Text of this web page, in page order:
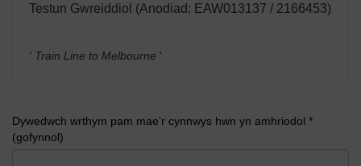
Testun Gwreiddiol (Anodiad: EAW013137 / 2166453)
' Train Line to Melbourne '
Dywedwch wrthym pam mae’r cynnwys hwn yn amhriodol *
(gofynnol)